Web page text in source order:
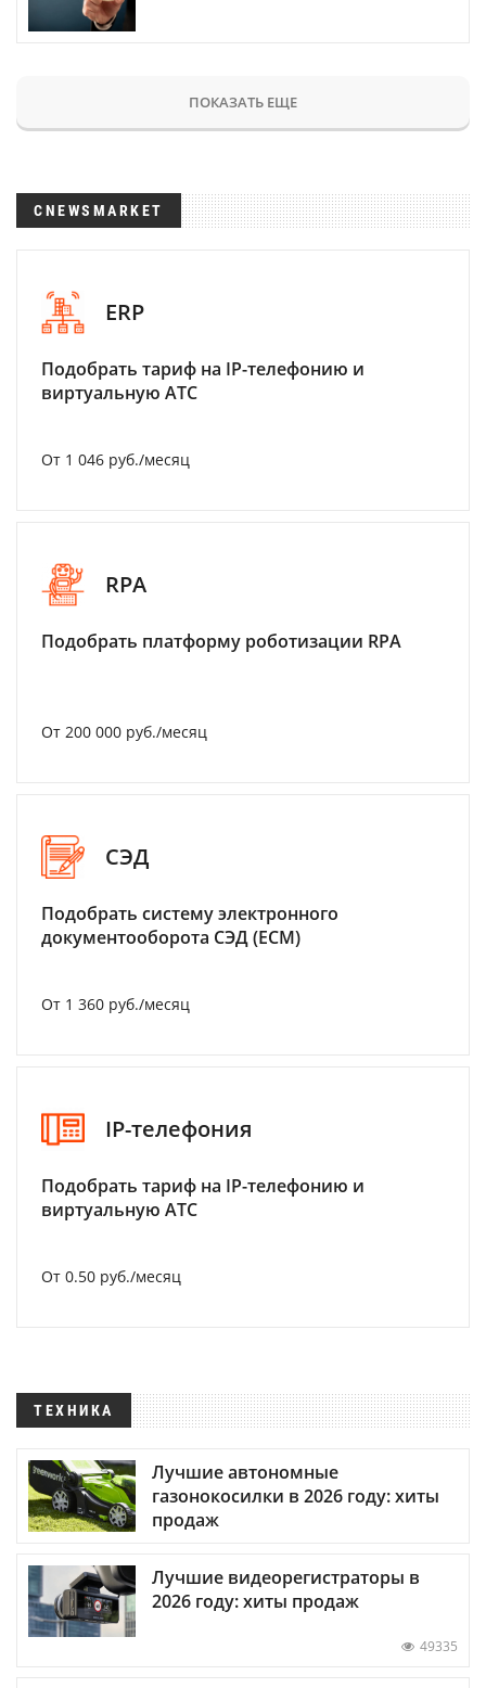
ПОКАЗАТЬ ЕЩЕ
CNEWSMARKET
ERP
Подобрать тариф на IP-телефонию и
виртуальную АТС
От 1 046 руб./месяц
RPA
Подобрать платформу роботизации RPA
От 200 000 руб./месяц
СЭД
Подобрать систему электронного
документооборота СЭД (ECM)
От 1 360 руб./месяц
IP-телефония
Подобрать тариф на IP-телефонию и
виртуальную АТС
От 0.50 руб./месяц
ТЕХНИКА
Лучшие автономные
газонокосилки в 2026 году: хиты
продаж
Лучшие видеорегистраторы в
2026 году: хиты продаж
49335